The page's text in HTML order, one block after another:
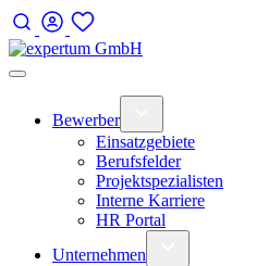
Bewerber
Einsatzgebiete
Berufsfelder
Projektspezialisten
Interne Karriere
HR Portal
Unternehmen